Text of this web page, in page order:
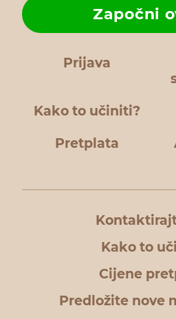
Prijava
Kako to učiniti?
Započni
Pretplata
Kako to
Cijene
Predložite nove